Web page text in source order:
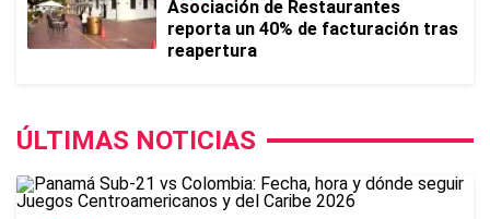
Asociación de Restaurantes
reporta un 40% de facturación tras
reapertura
ÚLTIMAS NOTICIAS